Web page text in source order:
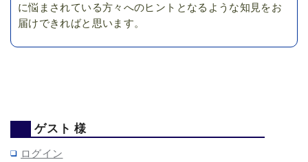
に悩まされている方々へのヒントとなるような知見をお
届けできればと思います。
ゲスト 様
ログイン